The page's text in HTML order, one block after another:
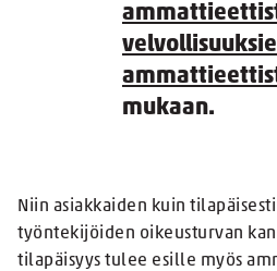
mukaan.
Niin asiakkaiden kuin
työntekijöiden oikeusturvan
tilapäisyys tulee esille myös